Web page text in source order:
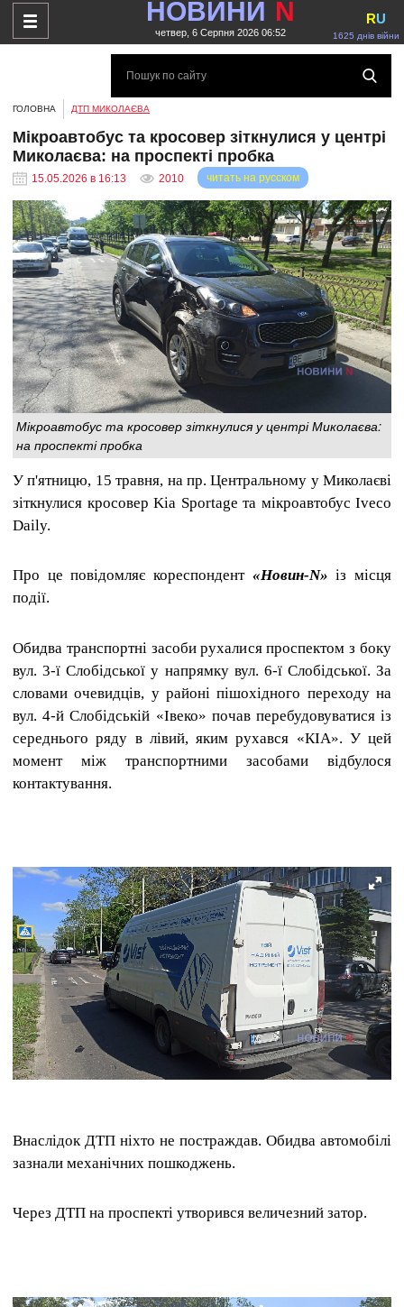
НОВИНИ N
четвер, 6 Серпня 2026 06:52 1625 днів війни
RU
ГОЛОВНА ДТП МИКОЛАЄВА
Мікроавтобус та кросовер зіткнулися у центрі
Миколаєва: на проспекті пробка
15.05.2026 в 16:13 2010 читать на русском
Мікроавтобус та кросовер зіткнулися у центрі Миколаєва:
на проспекті пробка
У п'ятницю, 15 травня, на пр. Центральному у Миколаєві
зіткнулися кросовер Kia Sportage та мікроавтобус Iveco
Daily.
Про це повідомляє кореспондент «Новин-N» із місця
події.
Обидва транспортні засоби рухалися проспектом з боку
вул. 3-ї Слобідської у напрямку вул. 6-ї Слобідської. За
словами очевидців, у районі пішохідного переходу на
вул. 4-й Слобідській «Івеко» почав перебудовуватися із
середнього ряду в лівий, яким рухався «КІА». У цей
момент між транспортними засобами відбулося
контактування.
Внаслідок ДТП ніхто не постраждав. Обидва автомобілі
зазнали механічних пошкоджень.
Через ДТП на проспекті утворився величезний затор.